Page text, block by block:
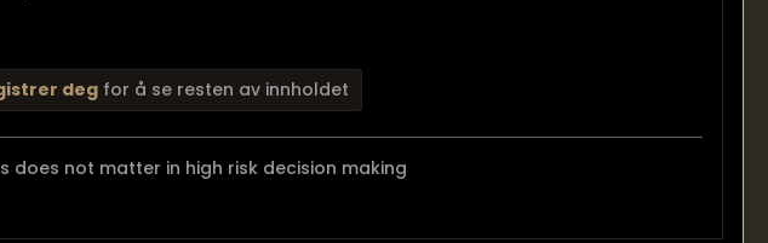
deg for å se resten av innholdet
does not matter in high risk decision making